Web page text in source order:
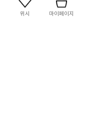
위시 마이페이지